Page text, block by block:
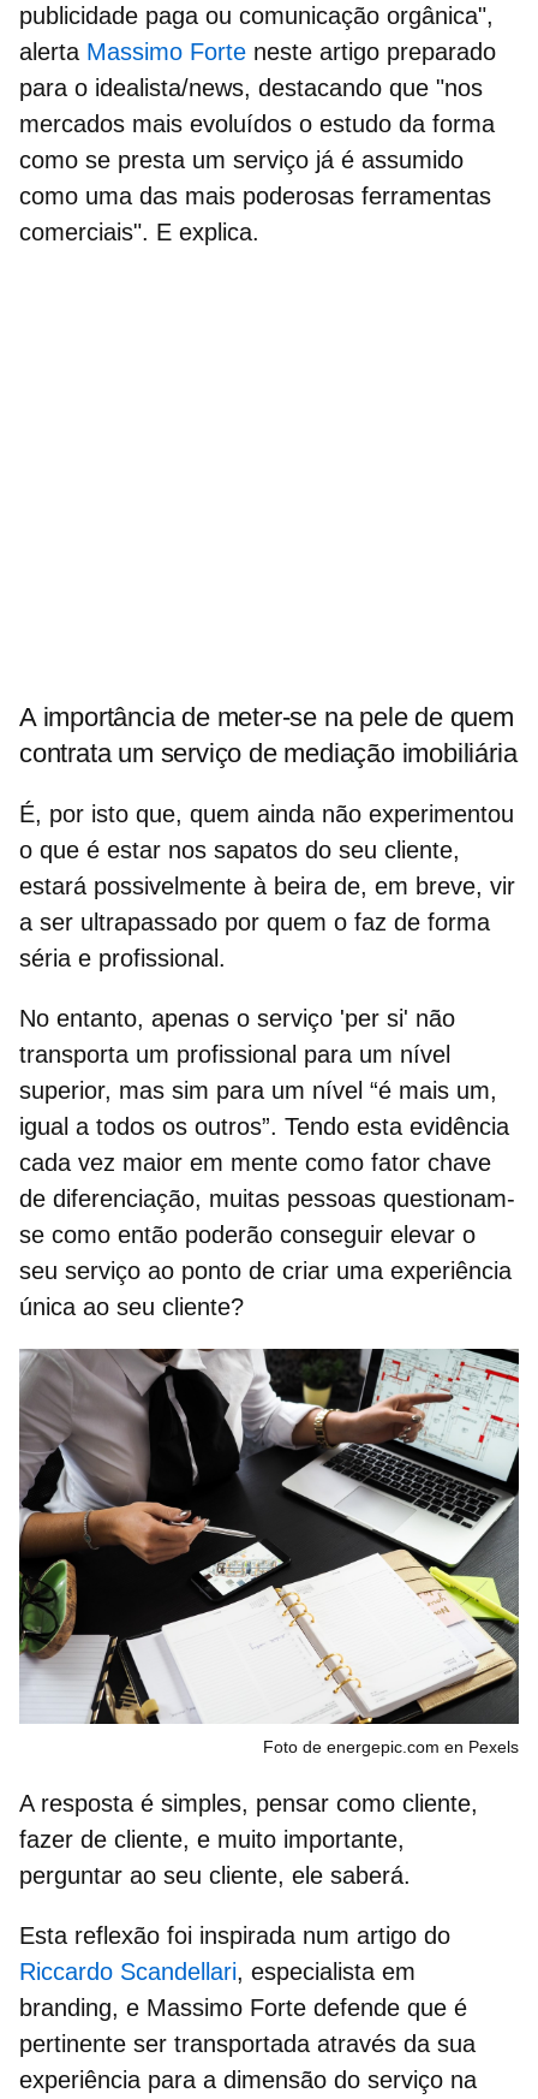
publicidade paga ou comunicação orgânica",
alerta Massimo Forte neste artigo preparado
para o idealista/news, destacando que "nos
mercados mais evoluídos o estudo da forma
como se presta um serviço já é assumido
como uma das mais poderosas ferramentas
comerciais". E explica.
A importância de meter-se na pele de quem
contrata um serviço de mediação imobiliária
É, por isto que, quem ainda não experimentou
o que é estar nos sapatos do seu cliente,
estará possivelmente à beira de, em breve, vir
a ser ultrapassado por quem o faz de forma
séria e profissional.
No entanto, apenas o serviço 'per si' não
transporta um profissional para um nível
superior, mas sim para um nível “é mais um,
igual a todos os outros”. Tendo esta evidência
cada vez maior em mente como fator chave
de diferenciação, muitas pessoas questionam-
se como então poderão conseguir elevar o
seu serviço ao ponto de criar uma experiência
única ao seu cliente?
Foto de energepic.com en Pexels
A resposta é simples, pensar como cliente,
fazer de cliente, e muito importante,
perguntar ao seu cliente, ele saberá.
Esta reflexão foi inspirada num artigo do
Riccardo Scandellari, especialista em
branding, e Massimo Forte defende que é
pertinente ser transportada através da sua
experiência para a dimensão do serviço na